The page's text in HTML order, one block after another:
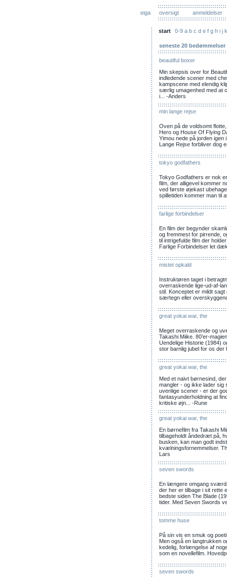
eiga oversigt anmeldelser
start 0-9 a b c d e f g h i j k
seneste 20 bedømmelser
beautiful boxer
Min skepsis over for
indledende scener med
kampscene med elendig
særlig umagenhed med at
i... -Anders
min lange rejse
Oven på de voldsomt
Hero og House Of Flying
Yimou nede på jorden igen
Lange Rejse forbliver dog
tokyo godfathers
Tokyo Godfathers er nok
film, der alligevel kommer
ved første øjekast
spilletiden kommer man til
farlige forbindelser
En film der begynder
og fremmest for pirrende,
til intrigefulde film der
Farlige Forbindelser let
mistet opkald
Instruktøren taget i
overraskende lige-ud-af-
stil. Konceptet er mildt
særtegn eller
great yokai war, the
Meget overraskende og
Takashi Miike. 80’er-
Uendelige Historie (1984)
stor barnlig jubel for os der
great yokai war, the
Med et naivt børnesind,
mangler - og ikke lader
uvenlige scener - er der
fantasyunderholdning at
kritiske øjn... -Rune
great yokai war, the
En børnefilm fra Takashi
tilbageholdt åndedræt på,
busken, kan man godt
kvælningsfornemmelser.
Lars
seven swords
En længere omgang
der her er tilbage i sit
bedste siden The Blade
tider. Med Seven Swords
tomme huse
På sin vis en smuk og
Men også en langtrukken
kedelig, forlængelse af
som en novellefilm.
seven swords